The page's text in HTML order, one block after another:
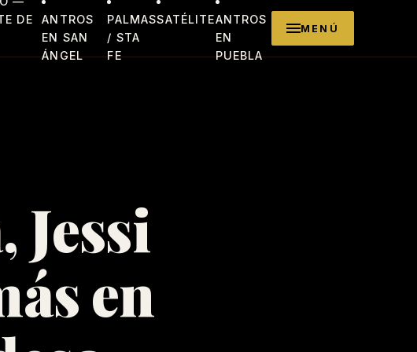
DE
ANTROS
EN SAN
ÁNGEL
PALMAS
/ STA
FE
SATÉLITEANTROS
EN
PUEBLA
MENÚ
Jessi
en